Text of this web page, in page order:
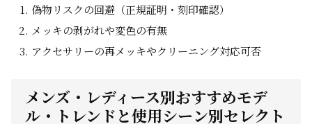
偽物リスクの回避（正規証明・刻印確認）
メッキの剥がれや変色の有無
アクセサリーの再メッキやクリーニング対応可否
メンズ・レディース別おすすめモデ
ル・トレンドと使用シーン別セレクト